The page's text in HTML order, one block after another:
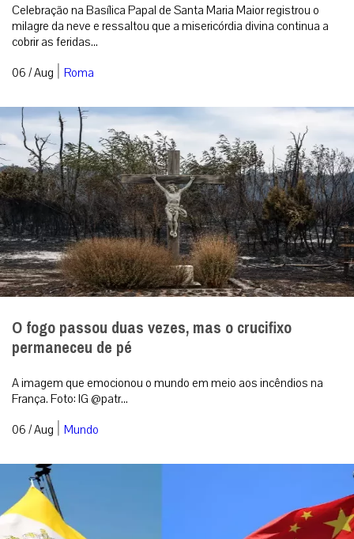
Celebração na Basílica Papal de Santa Maria Maior registrou o
milagre da neve e ressaltou que a misericórdia divina continua a
cobrir as feridas...
06 / Aug | Roma
O fogo passou duas vezes, mas o crucifixo
permaneceu de pé
A imagem que emocionou o mundo em meio aos incêndios na
França. Foto: IG @patr...
06 / Aug | Mundo